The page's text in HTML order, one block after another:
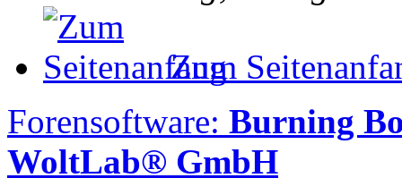
Zum
Forensoftware: Burning
WoltLab® GmbH